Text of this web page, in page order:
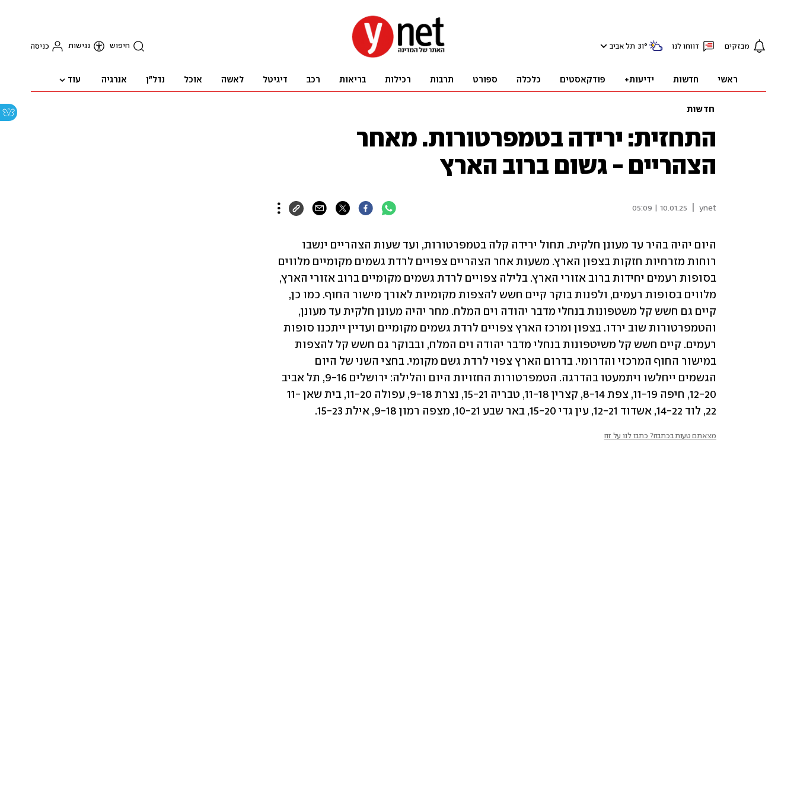
מבזקים דווחו לנו 31° תל אביב חיפוש נגישות כניסה
ראשי חדשות ידיעות+ פודקאסטים כלכלה ספורט תרבות רכילות בריאות רכב דיגיטל לאשה אוכל נדל"ן אנרגיה עוד
חדשות
התחזית: ירידה בטמפרטורות. מאחר
הצהריים - גשום ברוב הארץ
ynet
10.01.25 | 05:09
12-20, חיפה 11-19, צפת 8-14, קצרין 11-18, טבריה 15-21, נצרת 9-18, עפולה 11-20, בית שאן 11-
22, לוד 14-22, אשדוד 12-21, עין גדי 15-20, באר שבע 10-21, מצפה רמון 9-18, אילת 15-23.
מצאתם טעות בכתבה? כתבו לנו על זה